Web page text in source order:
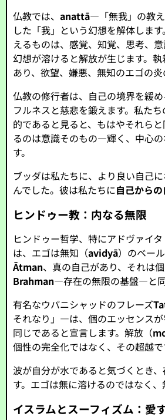
仏教では、anattā—「無我」の教
した「我」という幻想を解体しま
えるものは、感覚、知覚、思考、
幻想が溶けると解放が生じます。
あり、欲望、嫌悪、無知のエゴの炎
仏教の修行者は、自己の境界を緩
フルネスと慈悲を鍛えます。私た
的であると見ると、もはやそれら
るのは意識そのもの—輝く、中心
す。
ブッダは私たちに、より良い自己
んでした。彼は私たちに自己から
ヒンドゥー教：内なる無限
ヒンドゥー哲学、特にアドヴァイ
は、エゴは無知（avidyā）のベー
Ātman、真の自己があり、それは個
Brahman—存在の無限の基盤—と同
有名なウパニシャッドのフレーズ
それなり」—は、個のエッセンス
同じであると宣言します。解放（
個性の完全化ではなく、その超越で
波が自分が水であると気づくとき
す。エゴは無に溶けるのではなく、
イスラムとスーフィズム：愛